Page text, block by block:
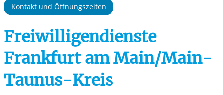
Kontakt und Öffnungszeiten
Freiwilligendienste
Frankfurt am Main/Main-
Taunus-Kreis